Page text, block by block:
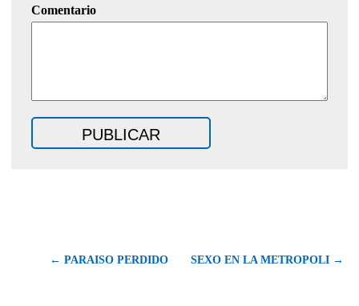
Comentario
← PARAISO PERDIDO SEXO EN LA METROPOLI →